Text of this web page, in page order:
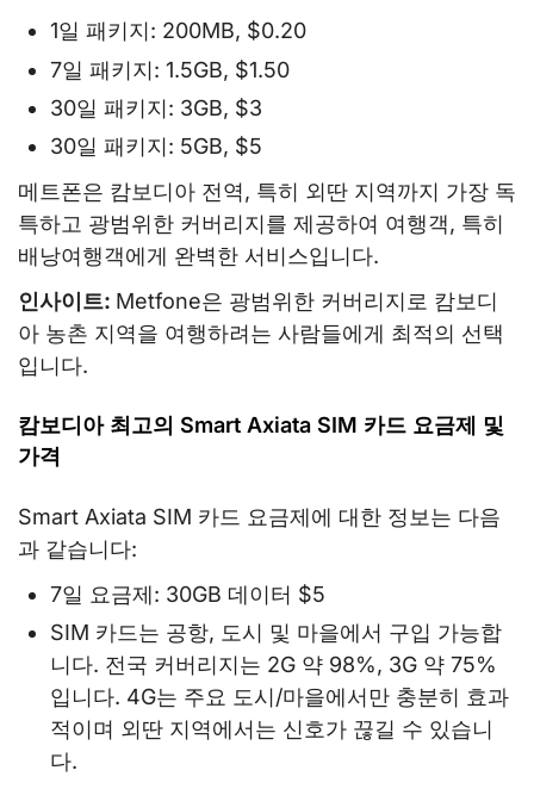
1일 패키지: 200MB, $0.20
7일 패키지: 1.5GB, $1.50
30일 패키지: 3GB, $3
30일 패키지: 5GB, $5
메트폰은 캄보디아 전역, 특히 외딴 지역까지 가장 독
특하고 광범위한 커버리지를 제공하여 여행객, 특히
배낭여행객에게 완벽한 서비스입니다.
인사이트: Metfone은 광범위한 커버리지로 캄보디
아 농촌 지역을 여행하려는 사람들에게 최적의 선택
입니다.
캄보디아 최고의 Smart Axiata SIM 카드 요금제 및
가격
Smart Axiata SIM 카드 요금제에 대한 정보는 다음
과 같습니다:
7일 요금제: 30GB 데이터 $5
SIM 카드는 공항, 도시 및 마을에서 구입 가능합
니다. 전국 커버리지는 2G 약 98%, 3G 약 75%
입니다. 4G는 주요 도시/마을에서만 충분히 효과
적이며 외딴 지역에서는 신호가 끊길 수 있습니
다.